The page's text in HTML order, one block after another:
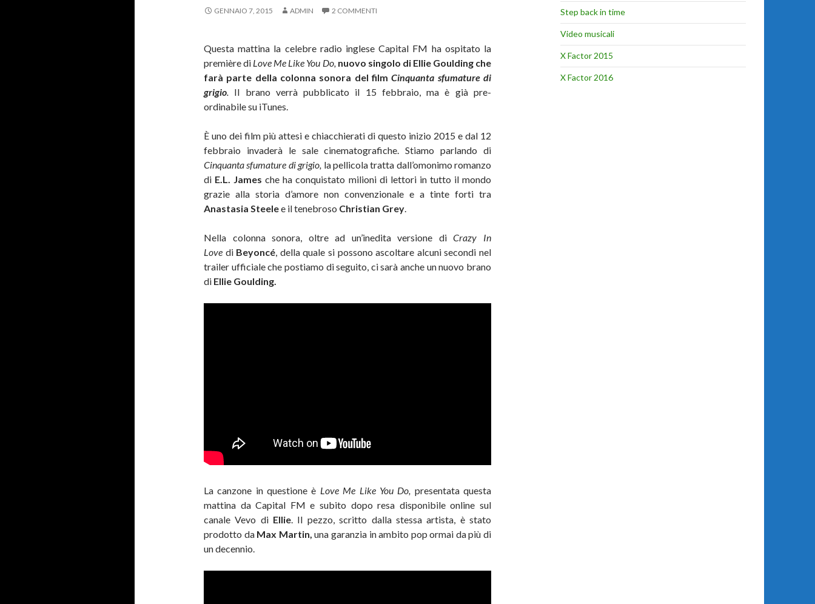
GENNAIO 7, 2015 ADMIN 2 COMMENTI
Questa mattina la celebre radio inglese Capital FM ha ospitato la
première di Love Me Like You Do, nuovo singolo di Ellie Goulding che
farà parte della colonna sonora del filmCinquanta sfumature di
grigio. Il brano verrà pubblicato il 15 febbraio, ma è già pre-
ordinabile su iTunes.
È uno dei film più attesi e chiacchierati di questo inizio 2015 e dal 12
febbraio invaderà le sale cinematografiche. Stiamo parlando di
Cinquanta sfumature di grigio, la pellicola tratta dall’omonimo romanzo
di E.L. James che ha conquistato milioni di lettori in tutto il mondo
grazie alla storia d’amore non convenzionale e a tinte forti tra
Anastasia Steelee il tenebroso Christian Grey.
Nella colonna sonora, oltre ad un’inedita versione diCrazy In
Love di Beyoncé, della quale si possono ascoltare alcuni secondi nel
trailer ufficiale che postiamo di seguito, ci sarà anche un nuovo brano
di Ellie Goulding.
La canzone in questione è Love Me Like You Do, presentata questa
mattina da Capital FM e subito dopo resa disponibile online sul
canale Vevo di Ellie. Il pezzo, scritto dalla stessa artista, è stato
prodotto da Max Martin,una garanzia in ambito pop ormai da più di
un decennio.
Step back in time
Video musicali
X Factor 2015
X Factor 2016